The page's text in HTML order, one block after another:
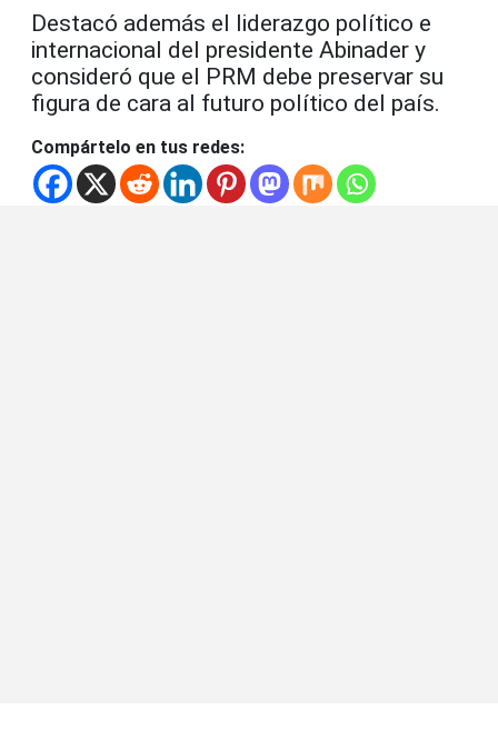
Destacó además el liderazgo político e
internacional del presidente Abinader y
consideró que el PRM debe preservar su
figura de cara al futuro político del país.
Compártelo en tus redes: